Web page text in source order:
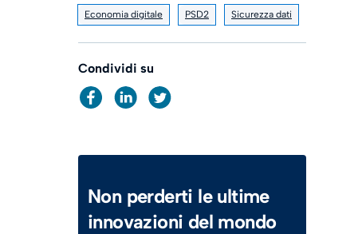
Economia digitale PSD2 Sicurezza dati
Condividi su
Non perderti le ultime
innovazioni del mondo